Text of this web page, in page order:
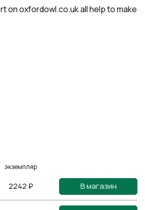
on oxfordowl.co.uk all help to make
экземпляр
2242 ₽ В магазин